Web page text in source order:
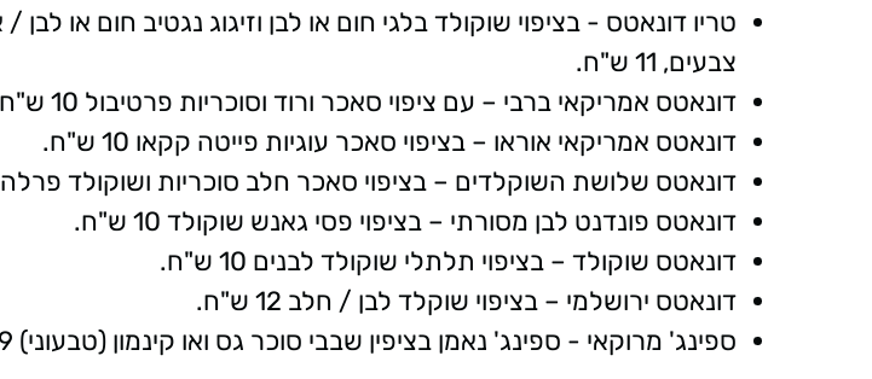
צבעים, 11 ש"ח.
דונאטס אמריקאי ברבי – עם ציפוי סאכר ורוד וסוכריות פרטיבול 10 ש"ח.
דונאטס אמריקאי אוראו – בציפוי סאכר עוגיות פייטה קקאו 10 ש"ח.
דונאטס שלושת השוקלדים – בציפוי סאכר חלב סוכריות ושוקולד פרלה 10 ש"ח.
דונאטס פונדנט לבן מסורתי – בציפוי פסי גאנש שוקולד 10 ש"ח.
דונאטס שוקולד – בציפוי תלתלי שוקולד לבנים 10 ש"ח.
דונאטס ירושלמי – בציפוי שוקלד לבן / חלב 12 ש"ח.
ספינג' מרוקאי - ספינג' נאמן בציפין שבבי סוכר גס ואו קינמון (טבעוני) 9 ש"ח.